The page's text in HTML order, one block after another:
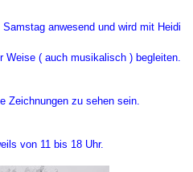
anwesend und wird mit Heidi
( auch musikalisch ) begleiten.
Zeichnungen zu sehen sein.
von 11 bis 18 Uhr.